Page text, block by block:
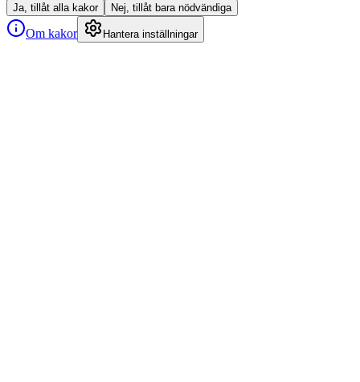
Ja, tillåt alla kakor Nej, tillåt bara nödvändiga
Om kakor Hantera inställningar